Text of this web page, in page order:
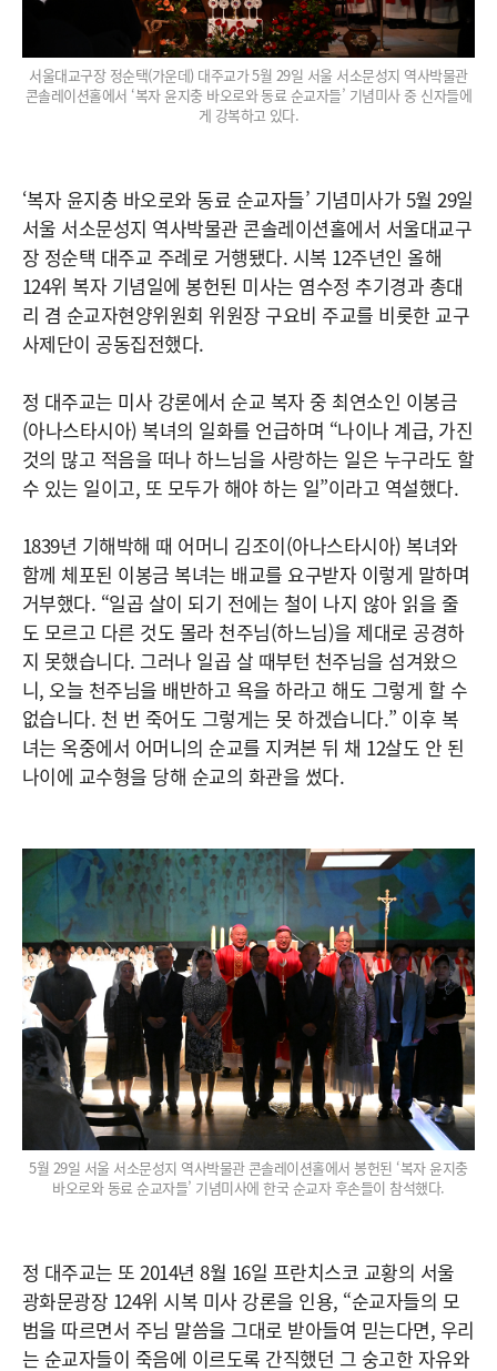
서울대교구장 정순택(가운데) 대주교가 5월 29일 서울 서소문성지 역사박물관
콘솔레이션홀에서 ‘복자 윤지충 바오로와 동료 순교자들’ 기념미사 중 신자들에
게 강복하고 있다.
‘복자 윤지충 바오로와 동료 순교자들’ 기념미사가 5월 29일
서울 서소문성지 역사박물관 콘솔레이션홀에서 서울대교구
장 정순택 대주교 주례로 거행됐다. 시복 12주년인 올해
124위 복자 기념일에 봉헌된 미사는 염수정 추기경과 총대
리 겸 순교자현양위원회 위원장 구요비 주교를 비롯한 교구
사제단이 공동집전했다.
정 대주교는 미사 강론에서 순교 복자 중 최연소인 이봉금
(아나스타시아) 복녀의 일화를 언급하며 “나이나 계급, 가진
것의 많고 적음을 떠나 하느님을 사랑하는 일은 누구라도 할
수 있는 일이고, 또 모두가 해야 하는 일”이라고 역설했다.
1839년 기해박해 때 어머니 김조이(아나스타시아) 복녀와
함께 체포된 이봉금 복녀는 배교를 요구받자 이렇게 말하며
거부했다. “일곱 살이 되기 전에는 철이 나지 않아 읽을 줄
도 모르고 다른 것도 몰라 천주님(하느님)을 제대로 공경하
지 못했습니다. 그러나 일곱 살 때부턴 천주님을 섬겨왔으
니, 오늘 천주님을 배반하고 욕을 하라고 해도 그렇게 할 수
없습니다. 천 번 죽어도 그렇게는 못 하겠습니다.” 이후 복
녀는 옥중에서 어머니의 순교를 지켜본 뒤 채 12살도 안 된
나이에 교수형을 당해 순교의 화관을 썼다.
5월 29일 서울 서소문성지 역사박물관 콘솔레이션홀에서 봉헌된 ‘복자 윤지충
바오로와 동료 순교자들’ 기념미사에 한국 순교자 후손들이 참석했다.
정 대주교는 또 2014년 8월 16일 프란치스코 교황의 서울
광화문광장 124위 시복 미사 강론을 인용, “순교자들의 모
범을 따르면서 주님 말씀을 그대로 받아들여 믿는다면, 우리
는 순교자들이 죽음에 이르도록 간직했던 그 숭고한 자유와